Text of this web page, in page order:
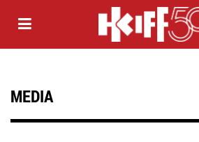
MEDIA